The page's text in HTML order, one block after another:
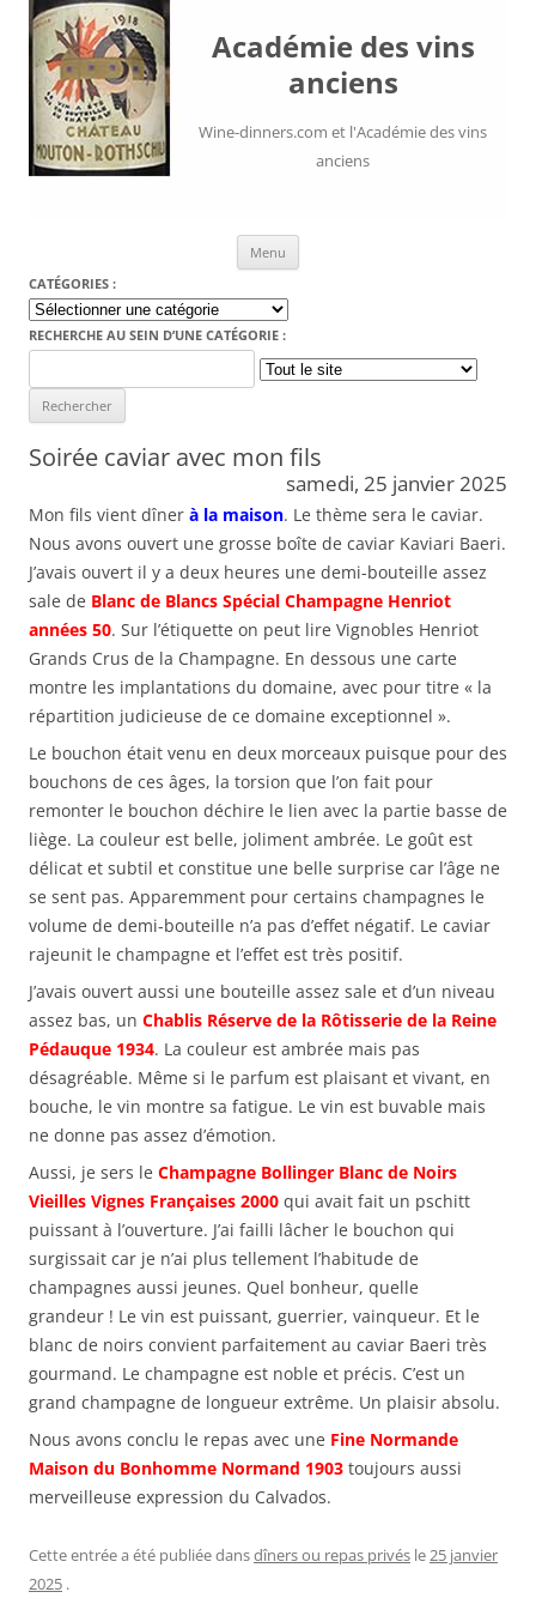
Académie des vins
anciens
Wine-dinners.com et l'Académie des vins
anciens
Menu
CATÉGORIES :
Catégories
:
RECHERCHE AU SEIN D’UNE CATÉGORIE :
for:
Soirée caviar avec mon fils
samedi, 25 janvier 2025
Mon fils vient dîner à la maison. Le thème sera le caviar.
Nous avons ouvert une grosse boîte de caviar Kaviari Baeri.
J’avais ouvert il y a deux heures une demi-bouteille assez
sale de Blanc de Blancs Spécial Champagne Henriot
années 50. Sur l’étiquette on peut lire Vignobles Henriot
Grands Crus de la Champagne. En dessous une carte
montre les implantations du domaine, avec pour titre « la
répartition judicieuse de ce domaine exceptionnel ».
Le bouchon était venu en deux morceaux puisque pour des
bouchons de ces âges, la torsion que l’on fait pour
remonter le bouchon déchire le lien avec la partie basse de
liège. La couleur est belle, joliment ambrée. Le goût est
délicat et subtil et constitue une belle surprise car l’âge ne
se sent pas. Apparemment pour certains champagnes le
volume de demi-bouteille n’a pas d’effet négatif. Le caviar
rajeunit le champagne et l’effet est très positif.
J’avais ouvert aussi une bouteille assez sale et d’un niveau
assez bas, un Chablis Réserve de la Rôtisserie de la Reine
Pédauque 1934. La couleur est ambrée mais pas
désagréable. Même si le parfum est plaisant et vivant, en
bouche, le vin montre sa fatigue. Le vin est buvable mais
ne donne pas assez d’émotion.
Aussi, je sers le Champagne Bollinger Blanc de Noirs
Vieilles Vignes Françaises 2000 qui avait fait un pschitt
puissant à l’ouverture. J’ai failli lâcher le bouchon qui
surgissait car je n’ai plus tellement l’habitude de
champagnes aussi jeunes. Quel bonheur, quelle
grandeur ! Le vin est puissant, guerrier, vainqueur. Et le
blanc de noirs convient parfaitement au caviar Baeri très
gourmand. Le champagne est noble et précis. C’est un
grand champagne de longueur extrême. Un plaisir absolu.
Nous avons conclu le repas avec une Fine Normande
Maison du Bonhomme Normand 1903 toujours aussi
merveilleuse expression du Calvados.
Cette entrée a été publiée dansdîners ou repas privés le25 janvier
2025 .